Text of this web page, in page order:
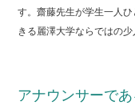
す。齋藤先生が学生一人
きる麗澤大学ならではの
アナウンサーで